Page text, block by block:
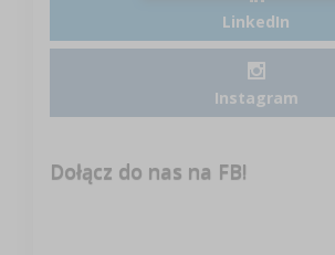
LinkedIn
Instagram
Dołącz do nas na FB!